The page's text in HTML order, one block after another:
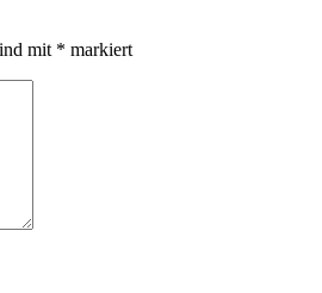
mit * markiert